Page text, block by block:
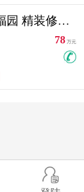
松霞路天府街 百年福园 精装修住宅急售
78 万元